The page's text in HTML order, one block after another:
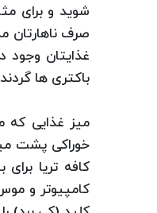
شوید و برای
صرف ناهارتان
غذایتان وجود
باکتری ها
میز غذایی که
خوراکی پشت
کافه تریا
کامپیوتر و